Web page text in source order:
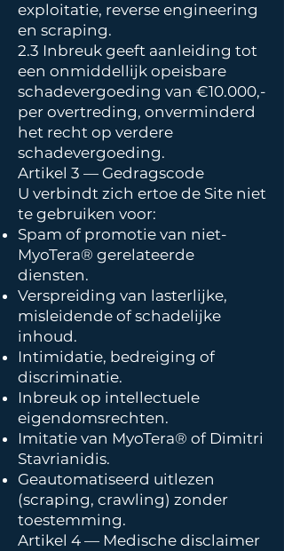
exploitatie, reverse engineering
en scraping.
2.3 Inbreuk geeft aanleiding tot
een onmiddellijk opeisbare
schadevergoeding van €10.000,-
per overtreding, onverminderd
het recht op verdere
schadevergoeding.
Artikel 3 — Gedragscode
U verbindt zich ertoe de Site niet
te gebruiken voor:
Spam of promotie van niet-
MyoTera® gerelateerde
diensten.
Verspreiding van lasterlijke,
misleidende of schadelijke
inhoud.
Intimidatie, bedreiging of
discriminatie.
Inbreuk op intellectuele
eigendomsrechten.
Imitatie van MyoTera® of Dimitri
Stavrianidis.
Geautomatiseerd uitlezen
(scraping, crawling) zonder
toestemming.
Artikel 4 — Medische disclaimer